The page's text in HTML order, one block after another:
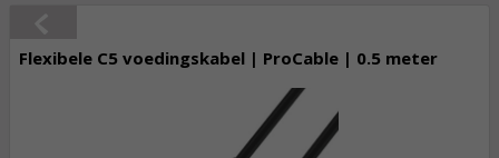
Flexibele C5 voedingskabel | ProCable | 0.5 meter